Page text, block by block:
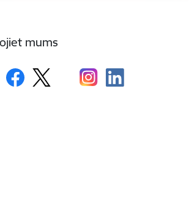
mums